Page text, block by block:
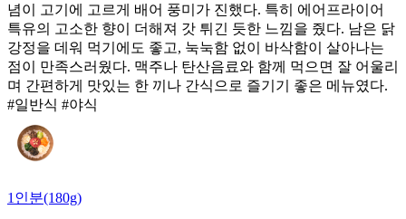
념이 고기에 고르게 배어 풍미가 진했다. 특히 에어프라이어
특유의 고소한 향이 더해져 갓 튀긴 듯한 느낌을 줬다. 남은 닭
강정을 데워 먹기에도 좋고, 눅눅함 없이 바삭함이 살아나는
점이 만족스러웠다. 맥주나 탄산음료와 함께 먹으면 잘 어울리
며 간편하게 맛있는 한 끼나 간식으로 즐기기 좋은 메뉴였다.
#일반식 #야식
1인분(180g)